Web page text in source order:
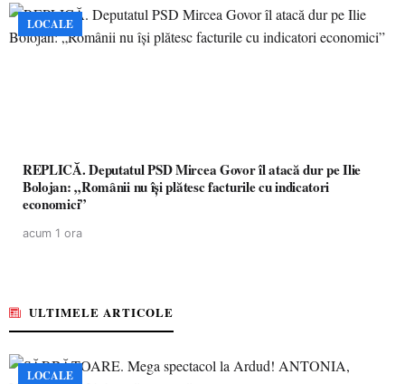
LOCALE
REPLICĂ. Deputatul PSD Mircea Govor îl atacă dur pe Ilie
Bolojan: „Românii nu își plătesc facturile cu indicatori
economici”
acum 1 ora
ULTIMELE ARTICOLE
LOCALE